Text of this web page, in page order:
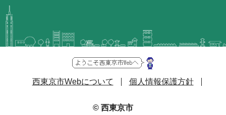
西東京市Webについて 個人情報保護方針
© 西東京市